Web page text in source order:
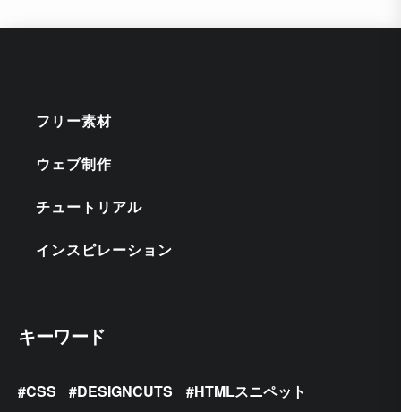
フリー素材
ウェブ制作
チュートリアル
インスピレーション
キーワード
CSS DESIGNCUTS
HTMLスニペット